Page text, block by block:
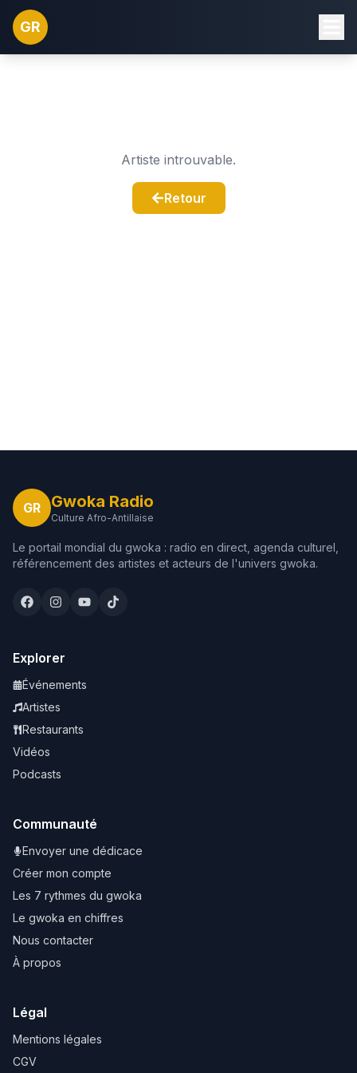
GR
Artiste introuvable.
Retour
GR Gwoka Radio
Culture Afro-Antillaise
Le portail mondial du gwoka : radio en direct, agenda culturel,
référencement des artistes et acteurs de l'univers gwoka.
Explorer
Événements
Artistes
Restaurants
Vidéos
Podcasts
Communauté
Envoyer une dédicace
Créer mon compte
Les 7 rythmes du gwoka
Le gwoka en chiffres
Nous contacter
À propos
Légal
Mentions légales
CGV